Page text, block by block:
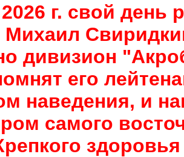
г. свой день
Михаил
дивизион
его
наведения, и
самого